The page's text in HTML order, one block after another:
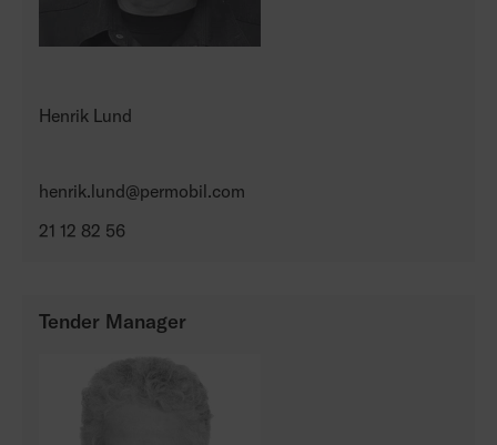
Henrik Lund
henrik.lund@permobil.com
21 12 82 56
Tender Manager